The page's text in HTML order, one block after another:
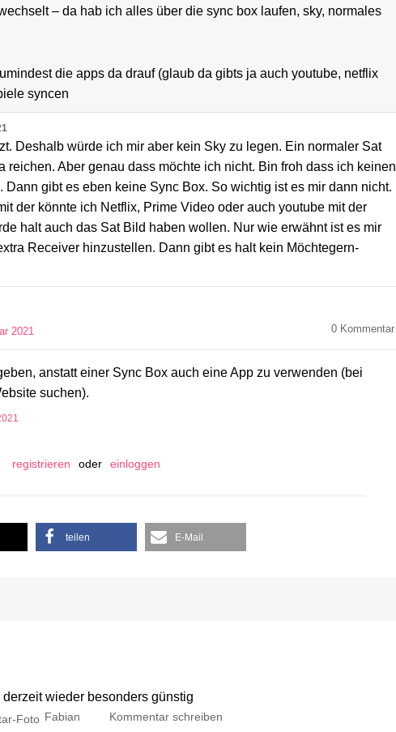
– da hab ich alles über die sync box laufen, sky, normales
die apps da drauf (glaub da gibts ja auch youtube, netflix
syncen
Deshalb würde ich mir aber kein Sky zu legen. Ein normaler Sat
reichen. Aber genau dass möchte ich nicht. Bin froh dass ich keinen
Dann gibt es eben keine Sync Box. So wichtig ist es mir dann nicht.
der könnte ich Netflix, Prime Video oder auch youtube mit der
halt auch das Sat Bild haben wollen. Nur wie erwähnt ist es mir
Receiver hinzustellen. Dann gibt es halt kein Möchtegern-
2021 0 Kommentar
anstatt einer Sync Box auch eine App zu verwenden (bei
suchen).
registrieren oder einloggen
teilen E-Mail
wieder besonders günstig
Fabian Kommentar schreiben